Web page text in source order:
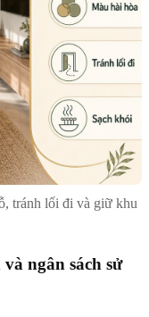
tránh lối đi và giữ khu
ngân sách sử